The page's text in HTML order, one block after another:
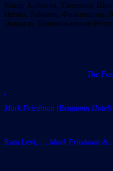
Кипр, Албания, Танзания,
Непал, Тайвань, Филиппины,
Эквадор, Доминиканская
The
Mark Friedman (Benjamin Hotel)
Ram Levi, … Mark Friedman &